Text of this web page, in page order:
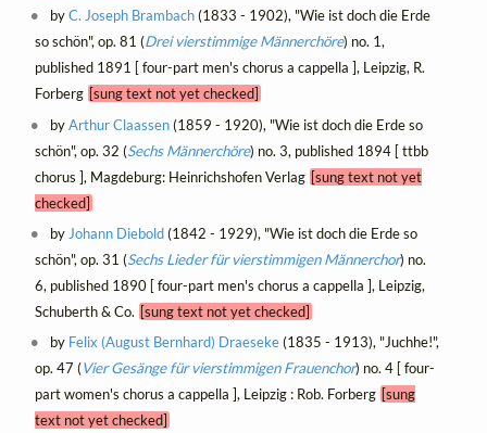
byC. Joseph Brambach(1833 - 1902), "Wie ist doch die Erde
so schön", op. 81 (Drei vierstimmige Männerchöre) no. 1,
published 1891 [ four-part men's chorus a cappella ], Leipzig, R.
Forberg [sung text not yet checked]
byArthur Claassen(1859 - 1920), "Wie ist doch die Erde so
schön", op. 32 (Sechs Männerchöre) no. 3, published 1894 [ ttbb
chorus ], Magdeburg: Heinrichshofen Verlag [sung text not yet
checked]
by Johann Diebold(1842 - 1929), "Wie ist doch die Erde so
schön", op. 31 (Sechs Lieder für vierstimmigen Männerchor) no.
6, published 1890 [ four-part men's chorus a cappella ], Leipzig,
Schuberth & Co. [sung text not yet checked]
by Felix (August Bernhard) Draeseke(1835 - 1913), "Juchhe!",
op. 47 (Vier Gesänge für vierstimmigen Frauenchor) no. 4 [ four-
part women's chorus a cappella ], Leipzig : Rob. Forberg [sung
text not yet checked]